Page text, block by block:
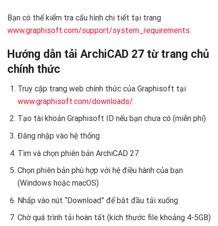
Bạn có thể kiểm tra cấu hình chi tiết tại trang
www.graphisoft.com/support/system_requirements.
Hướng dẫn tải ArchiCAD 27 từ trang chủ
chính thức
Truy cập trang web chính thức của Graphisoft tại
www.graphisoft.com/downloads/
Tạo tài khoản Graphisoft ID nếu bạn chưa có (miễn phí)
Đăng nhập vào hệ thống
Tìm và chọn phiên bản ArchiCAD 27
Chọn phiên bản phù hợp với hệ điều hành của bạn
(Windows hoặc macOS)
Nhấp vào nút “Download” để bắt đầu tải xuống
Chờ quá trình tải hoàn tất (kích thước file khoảng 4-5GB)